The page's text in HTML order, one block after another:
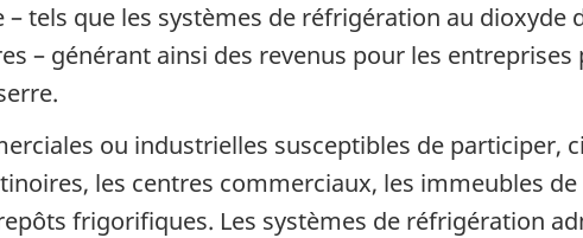
tels que les systèmes de réfrigération au dioxyde
– générant ainsi des revenus pour les
ou industrielles susceptibles de participer,
les centres commerciaux, les immeubles
frigorifiques. Les systèmes de réfrigération